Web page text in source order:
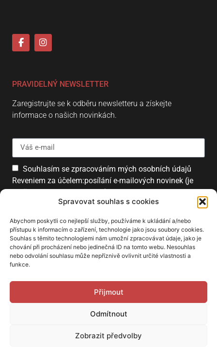
Spravovat souhlas s cookies
Abychom poskytli co nejlepší služby, používáme k ukládání a/nebo
přístupu k informacím o zařízení, technologie jako jsou soubory cookies.
Souhlas s těmito technologiemi nám umožní zpracovávat údaje, jako je
chování při procházení nebo jedinečná ID na tomto webu. Nesouhlas
nebo odvolání souhlasu může nepříznivě ovlivnit určité vlastnosti a
funkce.
Přijmout
Odmítnout
Zobrazit předvolby
PRAVIDELNÝ NEWSLETTER
Zaregistrujte se k odběru newsletteru a získejte
informace o našich novinkách.
Souhlasím se zpracováním mých osobních údajů
Reveniem za účelem:posílání e-mailových novinek (je
možné se kdykoliv odhlásit).
PARTNEŘI